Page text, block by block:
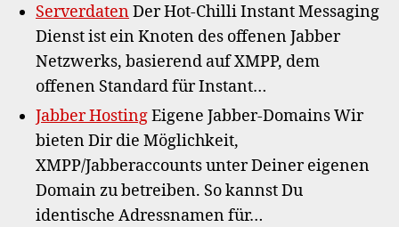
ServerdatenDer Hot-Chilli Instant Messaging
Dienst ist ein Knoten des offenen Jabber
Netzwerks, basierend auf XMPP, dem
offenen Standard für Instant…
Jabber HostingEigene Jabber-Domains Wir
bieten Dir die Möglichkeit,
XMPP/Jabberaccounts unter Deiner eigenen
Domain zu betreiben. So kannst Du
identische Adressnamen für…